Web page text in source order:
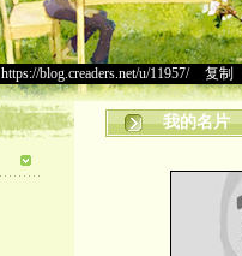
https://blog.creaders.net/u/11957/> 复制
我的名片